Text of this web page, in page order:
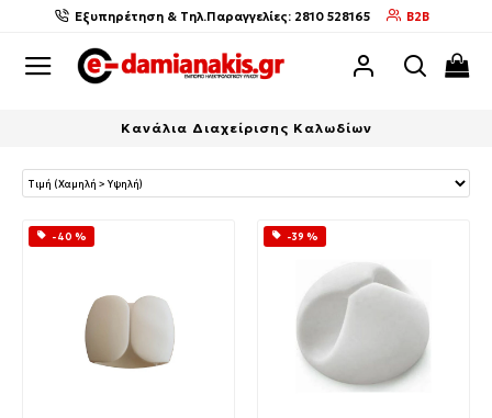
Εξυπηρέτηση & Τηλ.Παραγγελίες: 2810 528165 B2B
Κανάλια Διαχείρισης Καλωδίων
-40 % -39 %